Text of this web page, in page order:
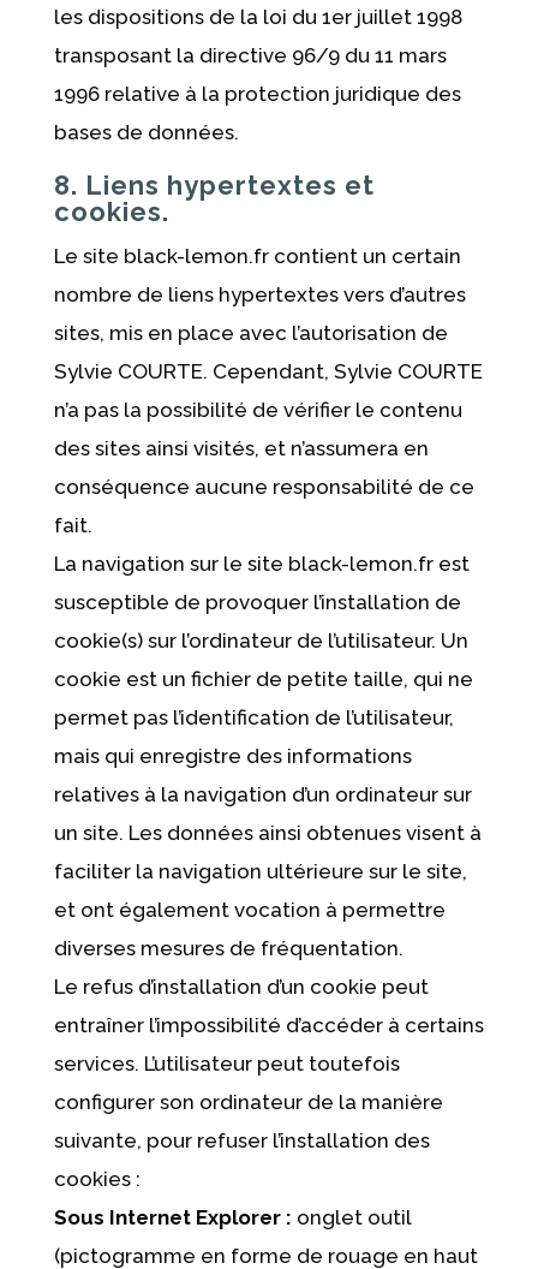
les dispositions de la loi du 1er juillet 1998
transposant la directive 96/9 du 11 mars
1996 relative à la protection juridique des
bases de données.
8. Liens hypertextes et
cookies.
Le site black-lemon.fr contient un certain
nombre de liens hypertextes vers d’autres
sites, mis en place avec l’autorisation de
Sylvie COURTE. Cependant, Sylvie COURTE
n’a pas la possibilité de vérifier le contenu
des sites ainsi visités, et n’assumera en
conséquence aucune responsabilité de ce
fait.
La navigation sur le site black-lemon.fr est
susceptible de provoquer l’installation de
cookie(s) sur l’ordinateur de l’utilisateur. Un
cookie est un fichier de petite taille, qui ne
permet pas l’identification de l’utilisateur,
mais qui enregistre des informations
relatives à la navigation d’un ordinateur sur
un site. Les données ainsi obtenues visent à
faciliter la navigation ultérieure sur le site,
et ont également vocation à permettre
diverses mesures de fréquentation.
Le refus d’installation d’un cookie peut
entraîner l’impossibilité d’accéder à certains
services. L’utilisateur peut toutefois
configurer son ordinateur de la manière
suivante, pour refuser l’installation des
cookies :
Sous Internet Explorer : onglet outil
(pictogramme en forme de rouage en haut